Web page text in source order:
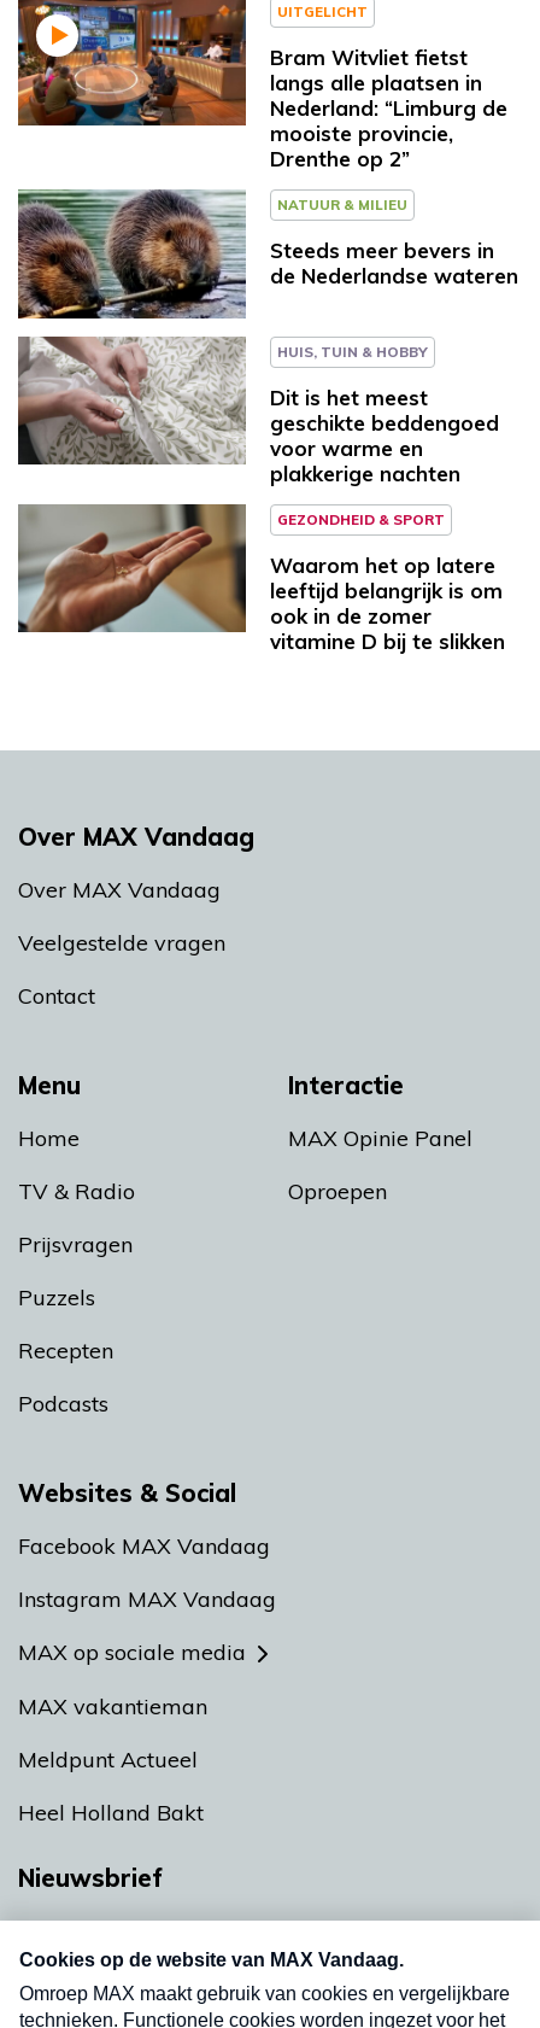
UITGELICHT
Bram Witvliet fietst
langs alle plaatsen in
Nederland: “Limburg de
mooiste provincie,
Drenthe op 2”
NATUUR & MILIEU
Steeds meer bevers in
de Nederlandse wateren
HUIS, TUIN & HOBBY
Dit is het meest
geschikte beddengoed
voor warme en
plakkerige nachten
GEZONDHEID & SPORT
Waarom het op latere
leeftijd belangrijk is om
ook in de zomer
vitamine D bij te slikken
Menu
Home
TV & Radio
Prijsvragen
Puzzels
Recepten
Podcasts
Interactie
MAX Opinie Panel
Oproepen
Over MAX Vandaag
Over MAX Vandaag
Veelgestelde vragen
Contact
Websites & Social
Facebook MAX Vandaag
Instagram MAX Vandaag
MAX op sociale media
MAX vakantieman
Meldpunt Actueel
Heel Holland Bakt
Nieuwsbrief
nieuwsbrief. Elke vrijdag- en dinsdagochtend in
uw mailbox.